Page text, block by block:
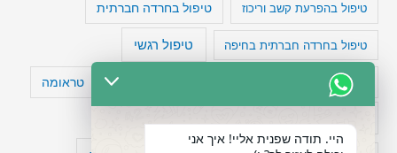
טיפול בהפרעת קשב וריכוז טיפול בחרדה חברתית
טיפול בחרדה חברתית בחיפה טיפול רגשי
טיפול תרופתי להפרעת קשב טעויות חשיבה טראומה
היי. תודה שפנית אליי! איך אני